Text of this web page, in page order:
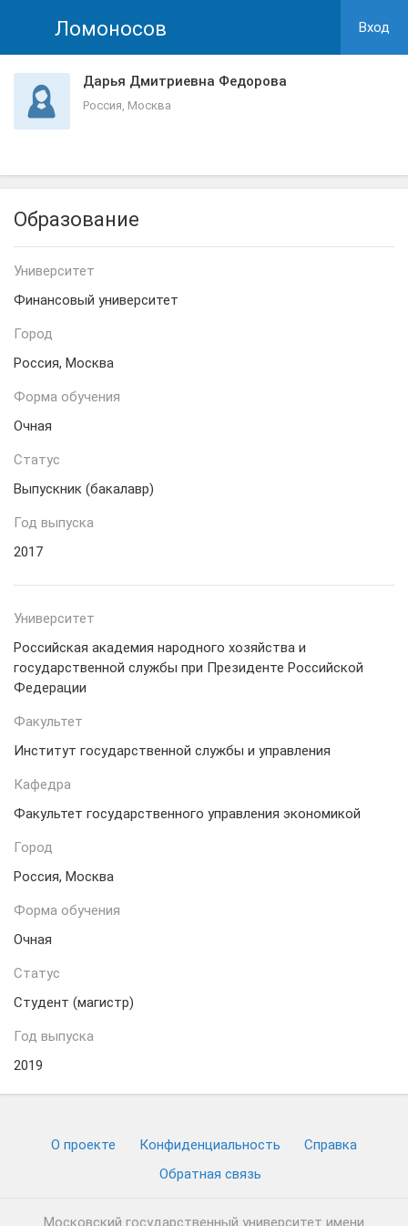
Ломоносов Вход
Дарья Дмитриевна Федорова
Россия, Москва
Образование
Университет
Финансовый университет
Город
Россия, Москва
Форма обучения
Очная
Статус
Выпускник (бакалавр)
Год выпуска
2017
Университет
Российская академия народного хозяйства и
государственной службы при Президенте Российской
Федерации
Факультет
Институт государственной службы и управления
Кафедра
Факультет государственного управления экономикой
Город
Россия, Москва
Форма обучения
Очная
Статус
Студент (магистр)
Год выпуска
2019
О проекте Конфиденциальность
Cправка
Обратная связь
Московский государственный университет имени